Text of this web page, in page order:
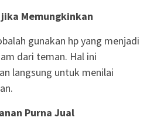
Memungkinkan
gunakan hp yang menjadi
dari teman. Hal ini
langsung untuk menilai
Purna Jual